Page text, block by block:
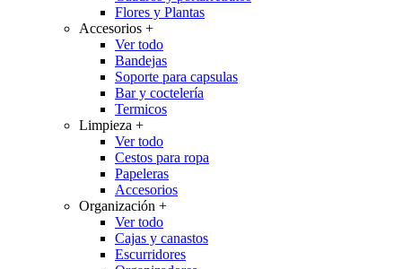
Flores y Plantas
Accesorios +
Ver todo
Bandejas
Soporte para capsulas
Bar y coctelería
Termicos
Limpieza +
Ver todo
Cestos para ropa
Papeleras
Accesorios
Organización +
Ver todo
Cajas y canastos
Escurridores